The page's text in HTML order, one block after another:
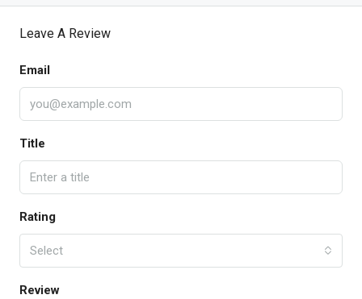
Leave A Review
Email
Title
Rating
Select
Review